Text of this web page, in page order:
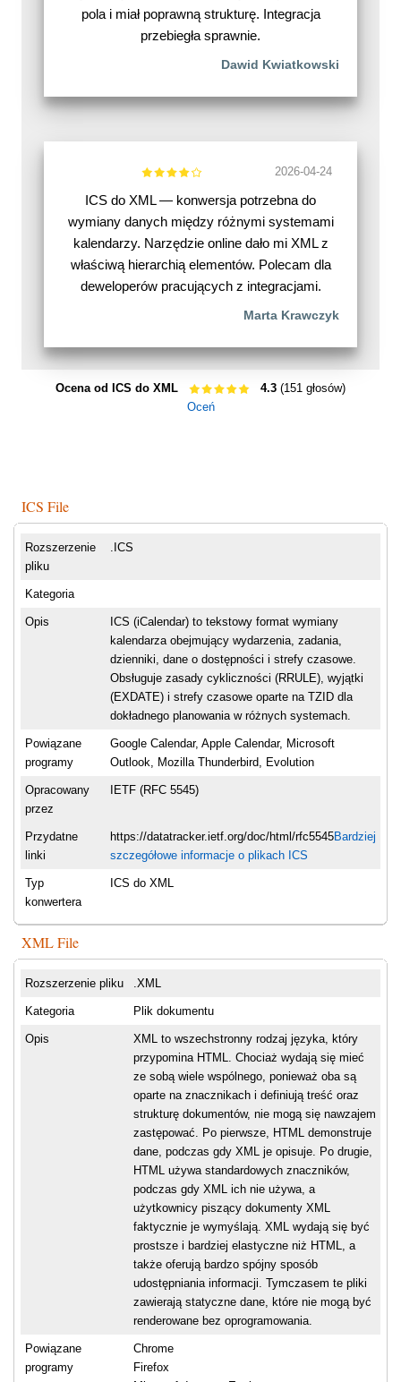
pola i miał poprawną strukturę. Integracja
przebiegła sprawnie.
Dawid Kwiatkowski
2026-04-24
ICS do XML — konwersja potrzebna do
wymiany danych między różnymi systemami
kalendarzy. Narzędzie online dało mi XML z
właściwą hierarchią elementów. Polecam dla
deweloperów pracujących z integracjami.
Marta Krawczyk
Ocena od ICS do XML 4.3 (151 głosów)
Oceń
ICS File
Rozszerzenie
pliku
.ICS
Kategoria
Opis
ICS (iCalendar) to tekstowy format wymiany
kalendarza obejmujący wydarzenia, zadania,
dzienniki, dane o dostępności i strefy czasowe.
Obsługuje zasady cykliczności (RRULE), wyjątki
(EXDATE) i strefy czasowe oparte na TZID dla
dokładnego planowania w różnych systemach.
Powiązane
programy
Google Calendar, Apple Calendar, Microsoft
Outlook, Mozilla Thunderbird, Evolution
Opracowany
przez
IETF (RFC 5545)
Przydatne
linki
https://datatracker.ietf.org/doc/html/rfc5545Bardziej
szczegółowe informacje o plikach ICS
Typ
konwertera
ICS do XML
XML File
Rozszerzenie pliku .XML
Kategoria Plik dokumentu
Opis
XML to wszechstronny rodzaj języka, który
przypomina HTML. Chociaż wydają się mieć
ze sobą wiele wspólnego, ponieważ oba są
oparte na znacznikach i definiują treść oraz
strukturę dokumentów, nie mogą się nawzajem
zastępować. Po pierwsze, HTML demonstruje
dane, podczas gdy XML je opisuje. Po drugie,
HTML używa standardowych znaczników,
podczas gdy XML ich nie używa, a
użytkownicy piszący dokumenty XML
faktycznie je wymyślają. XML wydają się być
prostsze i bardziej elastyczne niż HTML, a
także oferują bardzo spójny sposób
udostępniania informacji. Tymczasem te pliki
zawierają statyczne dane, które nie mogą być
renderowane bez oprogramowania.
Powiązane
programy
Chrome
Firefox